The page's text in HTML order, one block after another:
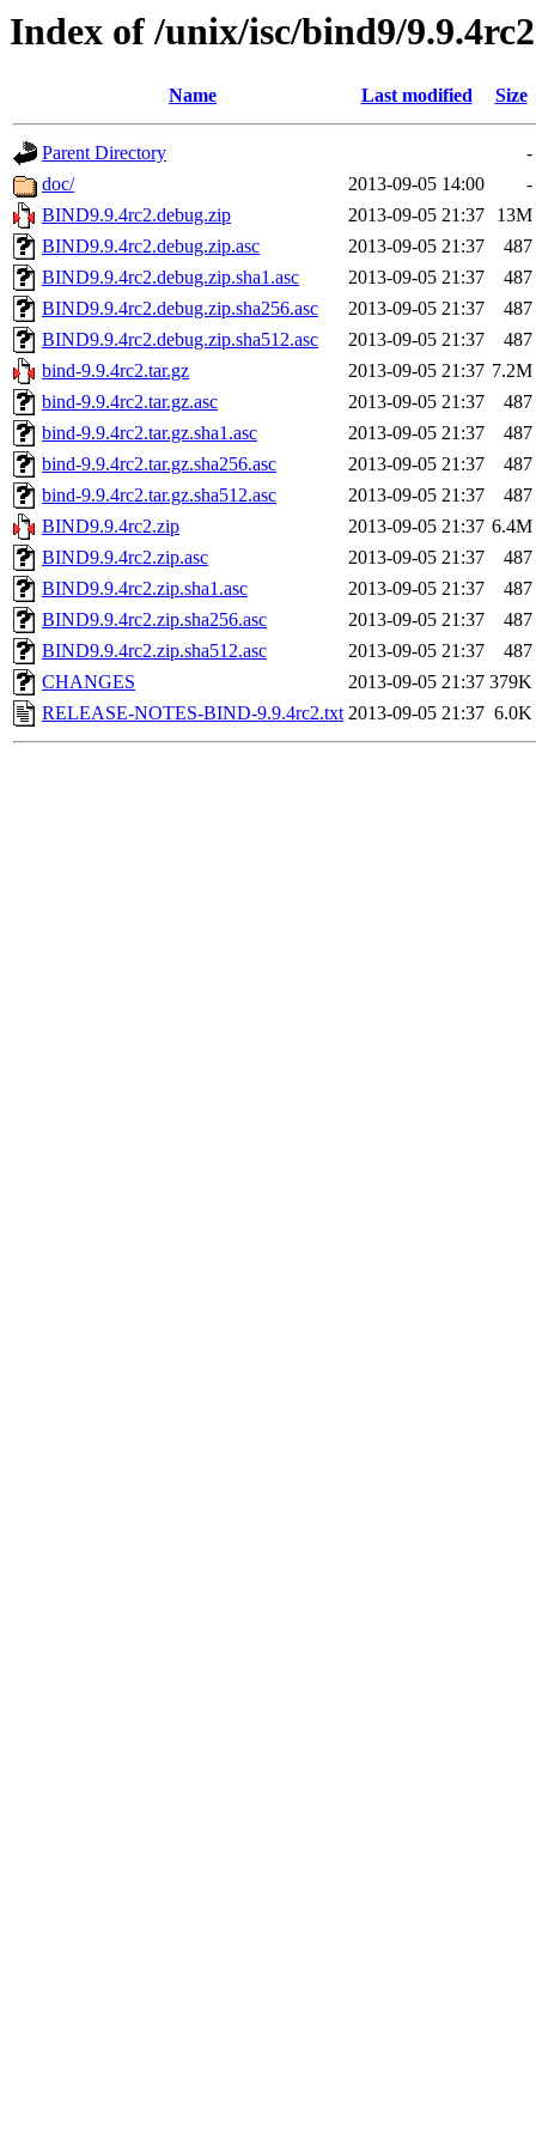
Index of /unix/isc/bind9/9.9.4rc2
Name Last modified Size
Parent Directory
-
doc/
2013-09-05 14:00
-
BIND9.9.4rc2.debug.zip
2013-09-05 21:37
13M
BIND9.9.4rc2.debug.zip.asc
2013-09-05 21:37
487
BIND9.9.4rc2.debug.zip.sha1.asc
2013-09-05 21:37
487
BIND9.9.4rc2.debug.zip.sha256.asc
2013-09-05 21:37
487
BIND9.9.4rc2.debug.zip.sha512.asc
2013-09-05 21:37
487
bind-9.9.4rc2.tar.gz
2013-09-05 21:37 7.2M
bind-9.9.4rc2.tar.gz.asc
2013-09-05 21:37
487
bind-9.9.4rc2.tar.gz.sha1.asc
2013-09-05 21:37
487
bind-9.9.4rc2.tar.gz.sha256.asc
2013-09-05 21:37
487
bind-9.9.4rc2.tar.gz.sha512.asc
2013-09-05 21:37
487
BIND9.9.4rc2.zip
2013-09-05 21:37 6.4M
BIND9.9.4rc2.zip.asc
2013-09-05 21:37
487
BIND9.9.4rc2.zip.sha1.asc
2013-09-05 21:37
487
BIND9.9.4rc2.zip.sha256.asc
2013-09-05 21:37
487
BIND9.9.4rc2.zip.sha512.asc
2013-09-05 21:37
487
CHANGES
2013-09-05 21:37 379K
RELEASE-NOTES-BIND-9.9.4rc2.txt 2013-09-05 21:37 6.0K